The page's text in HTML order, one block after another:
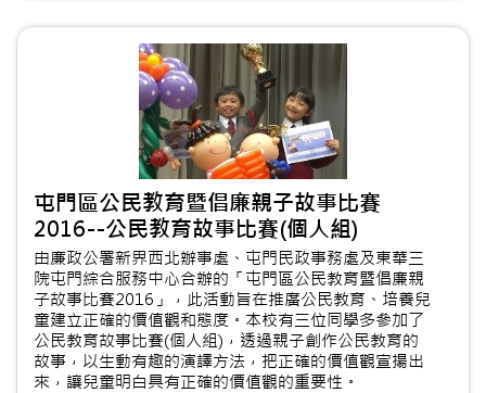
屯門區公民教育暨倡廉親子故事比賽
2016--公民教育故事比賽(個人組)
由廉政公署新界西北辦事處、屯門民政事務處及東華三
院屯門綜合服務中心合辦的「屯門區公民教育暨倡廉親
子故事比賽2016」，此活動旨在推廣公民教育、培養兒
童建立正確的價值觀和態度。本校有三位同學多參加了
公民教育故事比賽(個人組)，透過親子創作公民教育的
故事，以生動有趣的演譯方法，把正確的價值觀宣揚出
來，讓兒童明白具有正確的價值觀的重要性。